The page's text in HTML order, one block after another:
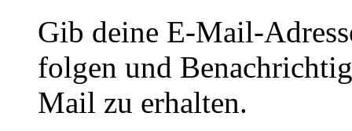
Gib deine E-Mail-
folgen und
Mail zu erhalten.